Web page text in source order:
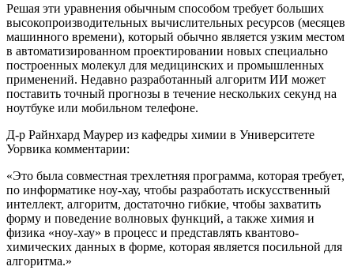
Решая эти уравнения обычным способом требует больших
высокопроизводительных вычислительных ресурсов (месяцев
машинного времени), который обычно является узким местом
в автоматизированном проектировании новых специально
построенных молекул для медицинских и промышленных
применений. Недавно разработанный алгоритм ИИ может
поставить точный прогнозы в течение нескольких секунд на
ноутбуке или мобильном телефоне.
Д-р Райнхард Маурер из кафедры химии в Университете
Уорвика комментарии:
«Это была совместная трехлетняя программа, которая требует,
по информатике ноу-хау, чтобы разработать искусственный
интеллект, алгоритм, достаточно гибкие, чтобы захватить
форму и поведение волновых функций, а также химия и
физика «ноу-хау» в процесс и представлять квантово-
химических данных в форме, которая является посильной для
алгоритма.»